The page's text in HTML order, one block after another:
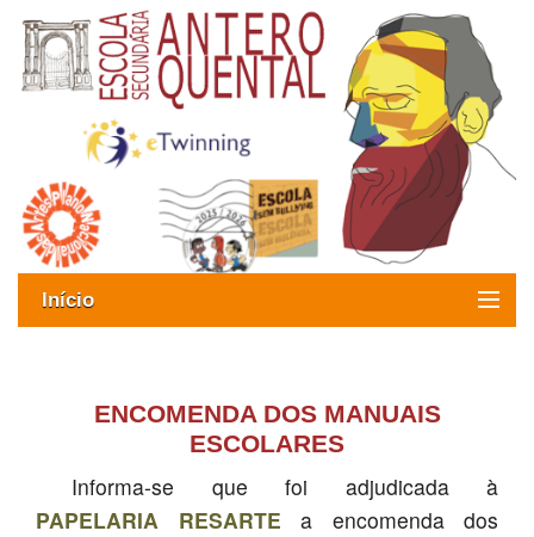
Início
Oferta formativa
ESAQ sem Bullying
ENCOMENDA DOS MANUAIS
ESCOLARES
Informa-se que foi adjudicada à
PAPELARIA RESARTE a encomenda dos